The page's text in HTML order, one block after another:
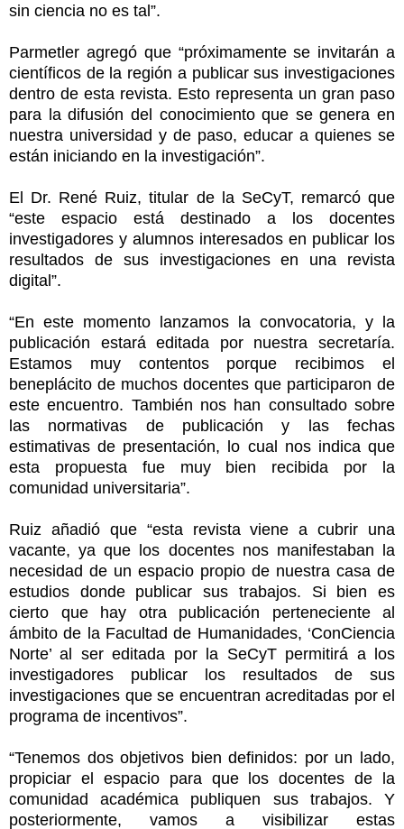
sin ciencia no es tal”.
Parmetler agregó que “próximamente se invitarán a
científicos de la región a publicar sus investigaciones
dentro de esta revista. Esto representa un gran paso
para la difusión del conocimiento que se genera en
nuestra universidad y de paso, educar a quienes se
están iniciando en la investigación”.
El Dr. René Ruiz, titular de la SeCyT, remarcó que
“este espacio está destinado a los docentes
investigadores y alumnos interesados en publicar los
resultados de sus investigaciones en una revista
digital”.
“En este momento lanzamos la convocatoria, y la
publicación estará editada por nuestra secretaría.
Estamos muy contentos porque recibimos el
beneplácito de muchos docentes que participaron de
este encuentro. También nos han consultado sobre
las normativas de publicación y las fechas
estimativas de presentación, lo cual nos indica que
esta propuesta fue muy bien recibida por la
comunidad universitaria”.
Ruiz añadió que “esta revista viene a cubrir una
vacante, ya que los docentes nos manifestaban la
necesidad de un espacio propio de nuestra casa de
estudios donde publicar sus trabajos. Si bien es
cierto que hay otra publicación perteneciente al
ámbito de la Facultad de Humanidades, ‘ConCiencia
Norte’ al ser editada por la SeCyT permitirá a los
investigadores publicar los resultados de sus
investigaciones que se encuentran acreditadas por el
programa de incentivos”.
“Tenemos dos objetivos bien definidos: por un lado,
propiciar el espacio para que los docentes de la
comunidad académica publiquen sus trabajos. Y
posteriormente, vamos a visibilizar estas